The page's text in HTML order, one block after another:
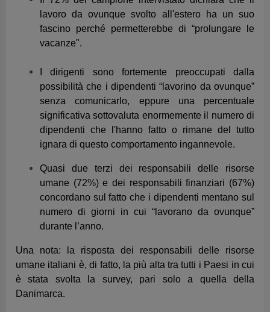
significativa sottovaluta enormemente il numero di
dipendenti che l'hanno fatto o rimane del tutto
ignara di questo comportamento ingannevole.
Quasi due terzi dei responsabili delle risorse
umane (72%) e dei responsabili finanziari (67%)
concordano sul fatto che i dipendenti mentano sul
numero di giorni in cui “lavorano da ovunque”
durante l’anno.
Una nota: la risposta dei responsabili delle risorse
umane italiani è, di fatto, la più alta tra tutti i Paesi in cui
è stata svolta la survey, pari solo a quella della
In media, le figure apicali delle aziende credono
che l'8% dei dipendenti della loro azienda abbia
consapevolmente "lavorato da ovunque" senza
comunicarlo in maniera corretta. In realtà il
numero di dipendenti che l’ha fatto è quasi il